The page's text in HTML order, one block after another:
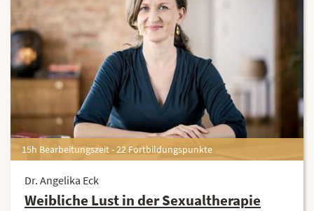
15h Bearbeitungszeit - 22 Fortbildungspunkte
Dr. Angelika Eck
Weibliche Lust in der Sexualtherapie